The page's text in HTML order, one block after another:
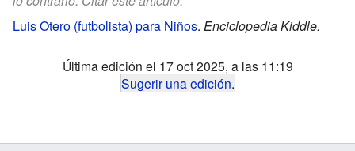
Luis Otero (futbolista) para Niños. Enciclopedia Kiddle.
Última edición el 17 oct 2025, a las 11:19
Sugerir una edición.